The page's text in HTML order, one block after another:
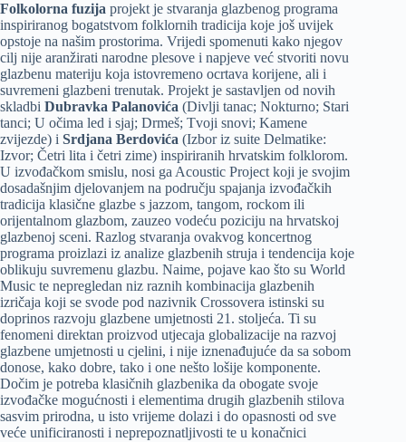
Folkolorna fuzija projekt je stvaranja glazbenog programa
inspiriranog bogatstvom folklornih tradicija koje još uvijek
opstoje na našim prostorima. Vrijedi spomenuti kako njegov
cilj nije aranžirati narodne plesove i napjeve već stvoriti novu
glazbenu materiju koja istovremeno ocrtava korijene, ali i
suvremeni glazbeni trenutak. Projekt je sastavljen od novih
skladbi Dubravka Palanovića (Divlji tanac; Nokturno; Stari
tanci; U očima led i sjaj; Drmeš; Tvoji snovi; Kamene
zvijezde) i Srdjana Berdovića (Izbor iz suite Delmatike:
Izvor; Četri lita i četri zime) inspiriranih hrvatskim folklorom.
U izvođačkom smislu, nosi ga Acoustic Project koji je svojim
dosadašnjim djelovanjem na području spajanja izvođačkih
tradicija klasične glazbe s jazzom, tangom, rockom ili
orijentalnom glazbom, zauzeo vodeću poziciju na hrvatskoj
glazbenoj sceni. Razlog stvaranja ovakvog koncertnog
programa proizlazi iz analize glazbenih struja i tendencija koje
oblikuju suvremenu glazbu. Naime, pojave kao što su World
Music te nepregledan niz raznih kombinacija glazbenih
izričaja koji se svode pod nazivnik Crossovera istinski su
doprinos razvoju glazbene umjetnosti 21. stoljeća. Ti su
fenomeni direktan proizvod utjecaja globalizacije na razvoj
glazbene umjetnosti u cjelini, i nije iznenađujuće da sa sobom
donose, kako dobre, tako i one nešto lošije komponente.
Dočim je potreba klasičnih glazbenika da obogate svoje
izvođačke mogućnosti i elementima drugih glazbenih stilova
sasvim prirodna, u isto vrijeme dolazi i do opasnosti od sve
veće unificiranosti i neprepoznatljivosti te u konačnici